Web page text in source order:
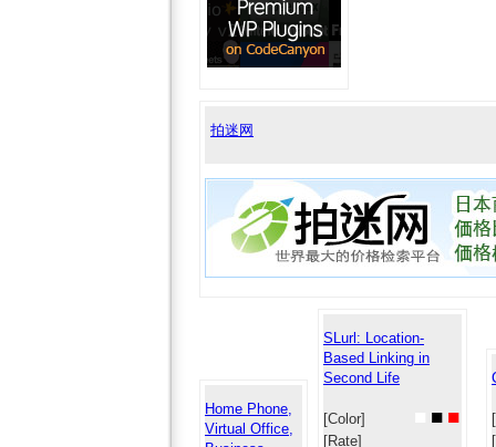
拍迷网
Home Phone,
Virtual Office,
SLurl: Location-
Based Linking in
Second Life
[Color] ■ ■
[Rate]